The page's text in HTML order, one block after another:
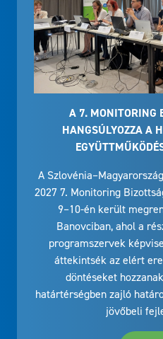
A 7. MONITORING
HANGSÚLYOZZA A
A
2027 7. Monitoring
9–10-én került
Banovciban, ahol a
programszervek
áttekintsék az elért
döntéseket
határtérségben zajló
jövőbeli